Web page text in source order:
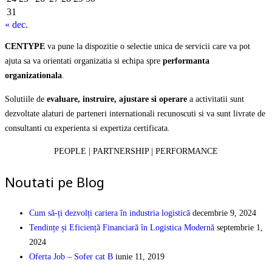
31
« dec.
CENTYPE va pune la dispozitie o selectie unica de servicii care va pot
ajuta sa va orientati organizatia si echipa spre performanta
organizationala
Solutiile de evaluare, instruire, ajustare si operare a activitatii sunt
dezvoltate alaturi de parteneri internationali recunoscuti si va sunt livrate de
consultanti cu experienta si expertiza certificata.
PEOPLE | PARTNERSHIP | PERFORMANCE
Noutati pe Blog
Cum să-ți dezvolți cariera în industria logistică decembrie 9, 2024
Tendințe și Eficiență Financiară în Logistica Modernă septembrie 1,
2024
Oferta Job – Sofer cat B iunie 11, 2019